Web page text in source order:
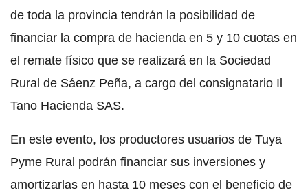
de toda la provincia tendrán la posibilidad de
financiar la compra de hacienda en 5 y 10 cuotas en
el remate físico que se realizará en la Sociedad
Rural de Sáenz Peña, a cargo del consignatario Il
Tano Hacienda SAS.
En este evento, los productores usuarios de Tuya
Pyme Rural podrán financiar sus inversiones y
amortizarlas en hasta 10 meses con el beneficio de